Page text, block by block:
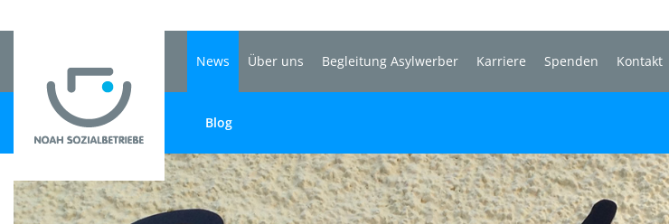
News
Blog
Über uns Begleitung Asylwerber Karriere Spenden Kontakt